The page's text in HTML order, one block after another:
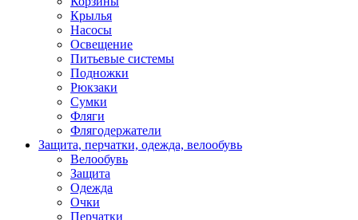
Крылья
Насосы
Освещение
Питьевые системы
Подножки
Рюкзаки
Сумки
Фляги
Флягодержатели
Защита, перчатки, одежда, велообувь
Велообувь
Защита
Одежда
Очки
Перчатки